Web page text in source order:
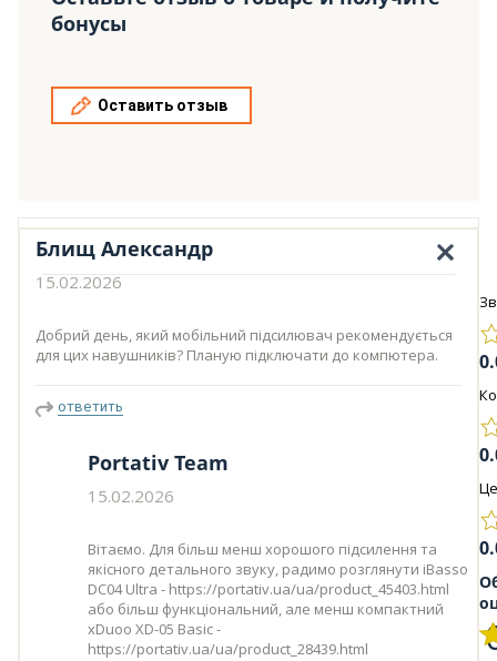
бонусы
Оставить отзыв
Блищ Александр
15.02.2026
Добрий день, який мобільний підсилювач рекомендується
для цих навушників? Планую підключати до компютера.
ответить
Portativ Team
15.02.2026
Вітаємо. Для більш менш хорошого підсилення та
якісного детального звуку, радимо розглянути iBasso
DC04 Ultra - https://portativ.ua/ua/product_45403.html
або більш функціональний, але менш компактний
xDuoo XD-05 Basic -
https://portativ.ua/ua/product_28439.html